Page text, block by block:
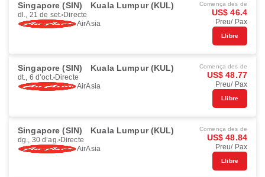
Singapore (SIN) Kuala Lumpur (KUL)
dl., 21 de set. Directe
AirAsia
Comença des de
US$ 46.4
Preu/ Pax
Llibre
Singapore (SIN) Kuala Lumpur (KUL)
dt., 6 d’oct. Directe
AirAsia
Comença des de
US$ 48.77
Preu/ Pax
Llibre
Singapore (SIN) Kuala Lumpur (KUL)
dg., 30 d’ag. Directe
AirAsia
Comença des de
US$ 48.84
Preu/ Pax
Llibre